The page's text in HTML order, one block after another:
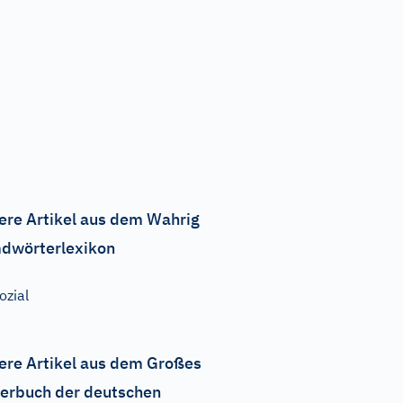
Artikel aus dem Wahrig
Artikel aus dem Großes
der deutschen